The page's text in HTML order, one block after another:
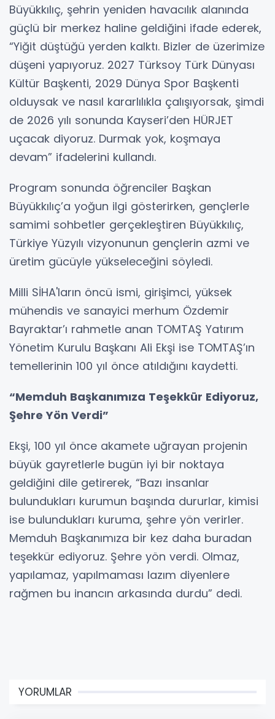
Büyükkılıç, şehrin yeniden havacılık alanında
güçlü bir merkez haline geldiğini ifade ederek,
“Yiğit düştüğü yerden kalktı. Bizler de üzerimize
düşeni yapıyoruz. 2027 Türksoy Türk Dünyası
Kültür Başkenti, 2029 Dünya Spor Başkenti
olduysak ve nasıl kararlılıkla çalışıyorsak, şimdi
de 2026 yılı sonunda Kayseri’den HÜRJET
uçacak diyoruz. Durmak yok, koşmaya
devam” ifadelerini kullandı.
Program sonunda öğrenciler Başkan
Büyükkılıç’a yoğun ilgi gösterirken, gençlerle
samimi sohbetler gerçekleştiren Büyükkılıç,
Türkiye Yüzyılı vizyonunun gençlerin azmi ve
üretim gücüyle yükseleceğini söyledi.
Milli SİHA'ların öncü ismi, girişimci, yüksek
mühendis ve sanayici merhum Özdemir
Bayraktar’ı rahmetle anan TOMTAŞ Yatırım
Yönetim Kurulu Başkanı Ali Ekşi ise TOMTAŞ’ın
temellerinin 100 yıl önce atıldığını kaydetti.
“Memduh Başkanımıza Teşekkür Ediyoruz,
Şehre Yön Verdi”
Ekşi, 100 yıl önce akamete uğrayan projenin
büyük gayretlerle bugün iyi bir noktaya
geldiğini dile getirerek, “Bazı insanlar
bulundukları kurumun başında dururlar, kimisi
ise bulundukları kuruma, şehre yön verirler.
Memduh Başkanımıza bir kez daha buradan
teşekkür ediyoruz. Şehre yön verdi. Olmaz,
yapılamaz, yapılmaması lazım diyenlere
rağmen bu inancın arkasında durdu” dedi.
YORUMLAR